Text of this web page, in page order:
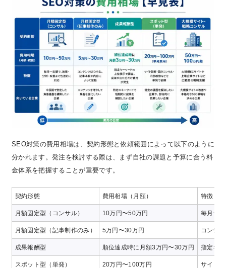
SEO対策の費用相場は、契約形態と依頼範囲によって以下のように
分かれます。発注を検討する際は、まず自社の課題と予算に合う料
金体系を把握することが重要です。
契約形態 費用相場（月額） 特徴
月額固定型（コンサル） 10万円〜50万円 毎月一
月額固定型（記事制作のみ） 5万円〜30万円 コンテ
成果報酬型 順位達成時に月額3万円〜30万円 指定キ
スポット型（単発） 20万円〜100万円 サイト